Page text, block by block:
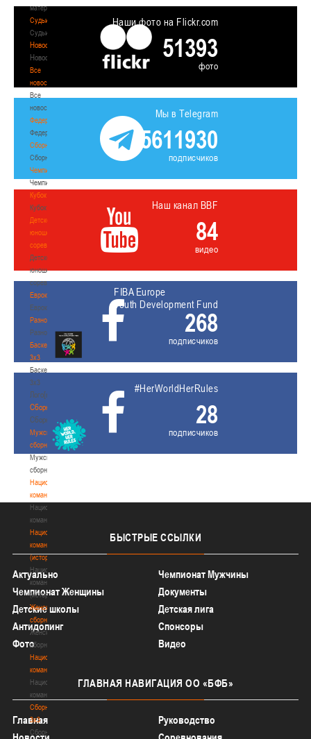
материалы
Судьи
Судьи
Новости
Новости
Все
новости
Все
новости
Федерация
Федерация
Сборные
Сборные
Чемпионат
Чемпионат
Кубок
Кубок
Детско-
юношеские
соревнования
Детско-
юношеские
соревнования
Еврокубки
Еврокубки
Разное
Разное
Баскетбол
3х3
Баскетбол
3х3
Лого[modid=121]
Сборные
Сборные
Мужские
сборные
Мужские
сборные
Национальная
команда
Национальная
команда
Национальная
команда
(история)
Национальная
команда
(история)
Женские
сборные
Женские
сборные
Национальная
команда
Национальная
команда
Сборные
3х3
Сборные
Наши фото на Flickr.com
51393
фото
Мы в Telegram
5611930
подписчиков
Наш канал BBF
84
видео
FIBA Europe
Youth Development Fund
268
подписчиков
#HerWorldHerRules
28
подписчиков
БЫСТРЫЕ ССЫЛКИ
Актуально
Чемпионат Мужчины
Чемпионат Женщины
Документы
Детские школы
Детская лига
Антидопинг
Спонсоры
Фото
Видео
ГЛАВНАЯ НАВИГАЦИЯ ОО «БФБ»
Главная
Руководство